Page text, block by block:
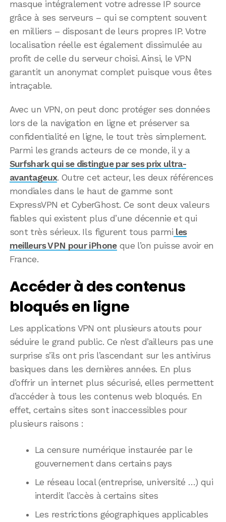
masque intégralement votre adresse IP source
grâce à ses serveurs – qui se comptent souvent
en milliers – disposant de leurs propres IP. Votre
localisation réelle est également dissimulée au
profit de celle du serveur choisi. Ainsi, le VPN
garantit un anonymat complet puisque vous êtes
intraçable.
Avec un VPN, on peut donc protéger ses données
lors de la navigation en ligne et préserver sa
confidentialité en ligne, le tout très simplement.
Parmi les grands acteurs de ce monde, il y a
Surfshark qui se distingue par ses prix ultra-
avantageux. Outre cet acteur, les deux références
mondiales dans le haut de gamme sont
ExpressVPN et CyberGhost. Ce sont deux valeurs
fiables qui existent plus d’une décennie et qui
sont très sérieux. Ils figurent tous parmi les
meilleurs VPN pour iPhoneque l’on puisse avoir en
France.
Accéder à des contenus
bloqués en ligne
Les applications VPN ont plusieurs atouts pour
séduire le grand public. Ce n’est d’ailleurs pas une
surprise s’ils ont pris l’ascendant sur les antivirus
basiques dans les dernières années. En plus
d’offrir un internet plus sécurisé, elles permettent
d’accéder à tous les contenus web bloqués. En
effet, certains sites sont inaccessibles pour
plusieurs raisons :
La censure numérique instaurée par le
gouvernement dans certains pays
Le réseau local (entreprise, université …) qui
interdit l’accès à certains sites
Les restrictions géographiques applicables